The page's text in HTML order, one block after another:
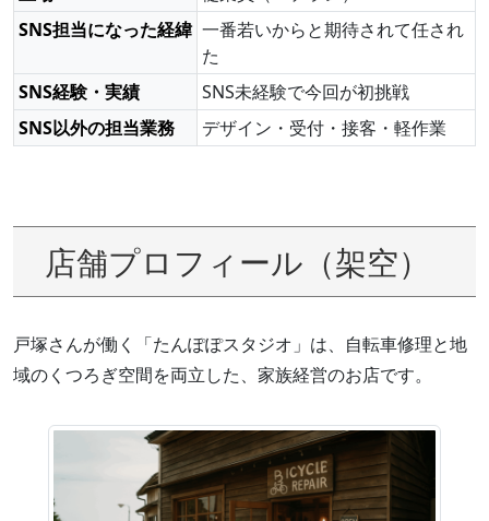
SNS担当になった経緯 一番若いからと期待されて任され
た
SNS経験・実績
SNS未経験で今回が初挑戦
SNS以外の担当業務
デザイン・受付・接客・軽作業
店舗プロフィール（架空）
戸塚さんが働く「たんぽぽスタジオ」は、自転車修理と地
域のくつろぎ空間を両立した、家族経営のお店です。